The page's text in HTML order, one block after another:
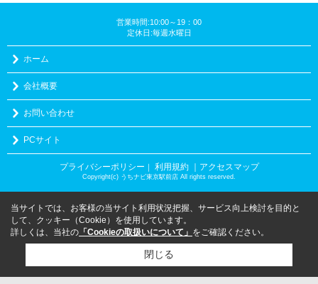
営業時間:10:00～19：00
定休日:毎週水曜日
ホーム
会社概要
お問い合わせ
PCサイト
プライバシーポリシー 利用規約 ｜アクセスマップ
Copyright(c) うちナビ東京駅前店 All rights reserved.
当サイトでは、お客様の当サイト利用状況把握、サービス向上検討を目的と
して、クッキー（Cookie）を使用しています。
詳しくは、当社の 「Cookieの取扱いについて」 をご確認ください。
閉じる